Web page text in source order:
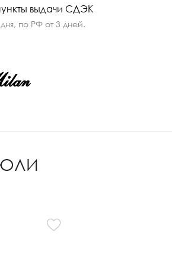
выдачи СДЭК
по РФ от 3 дней.